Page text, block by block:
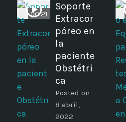
00:21
Soporte
Extracor
póreo en
la
paciente
Obstétri
ca
Posted on
8 abril,
2022